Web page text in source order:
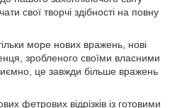
свої творчі здібності на повну
море нових вражень, нові
зробленого своїми власними
це завжди більше вражень
фетрових відрізків із готовими